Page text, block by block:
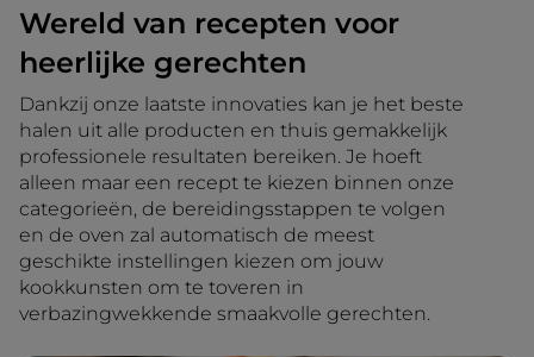
Wereld van recepten voor
heerlijke gerechten
Dankzij onze laatste innovaties kan je het beste
halen uit alle producten en thuis gemakkelijk
professionele resultaten bereiken. Je hoeft
alleen maar een recept te kiezen binnen onze
categorieën, de bereidingsstappen te volgen
en de oven zal automatisch de meest
geschikte instellingen kiezen om jouw
kookkunsten om te toveren in
verbazingwekkende smaakvolle gerechten.